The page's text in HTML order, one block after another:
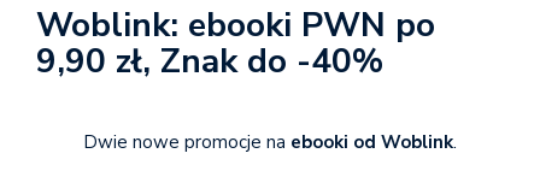
Woblink: ebooki PWN po
9,90 zł, Znak do -40%
Dwie nowe promocje na ebooki od Woblink.